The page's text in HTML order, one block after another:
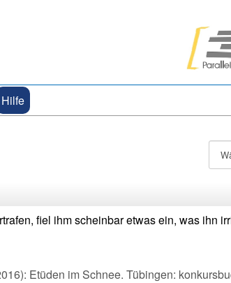
Hilfe
fiel ihm scheinbar etwas ein, was ihn
Etüden im Schnee. Tübingen: